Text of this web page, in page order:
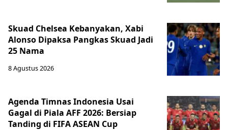
Skuad Chelsea Kebanyakan, Xabi
Alonso Dipaksa Pangkas Skuad Jadi
25 Nama
8 Agustus 2026
Agenda Timnas Indonesia Usai
Gagal di Piala AFF 2026: Bersiap
Tanding di FIFA ASEAN Cup